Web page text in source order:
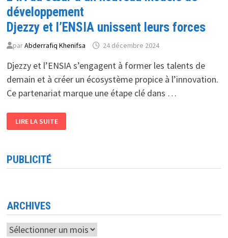
développement
Djezzy et l’ENSIA unissent leurs forces
parAbderrafiq Khenifsa 24 décembre 2024
Djezzy et l’ENSIA s’engagent à former les talents de
demain et à créer un écosystème propice à l’innovation.
Ce partenariat marque une étape clé dans …
AU
CŒUR
DE
DÉVELOPPEMENT
LEURS
FORCES
LIRE LA SUITE
PUBLICITÉ
ARCHIVES
Archives